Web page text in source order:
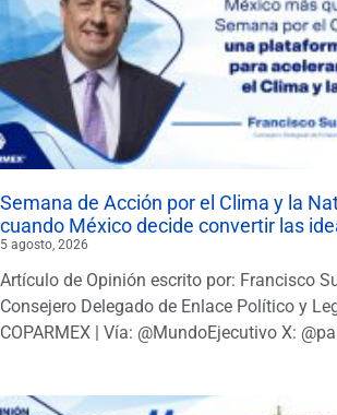
Semana de Acción por el Clima y la
cuando México decide convertir las
5 agosto, 2026
Artículo de Opinión escrito por: Francisco
Consejero Delegado de Enlace Político y
COPARMEX | Vía: @MundoEjecutivo X: